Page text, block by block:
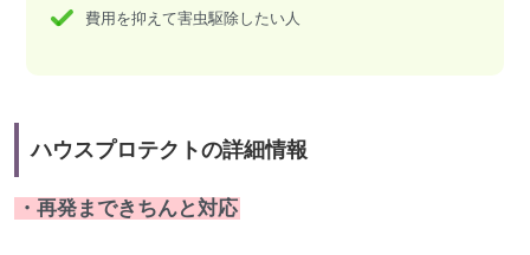
費用を抑えて害虫駆除したい人
ハウスプロテクトの詳細情報
・再発まできちんと対応